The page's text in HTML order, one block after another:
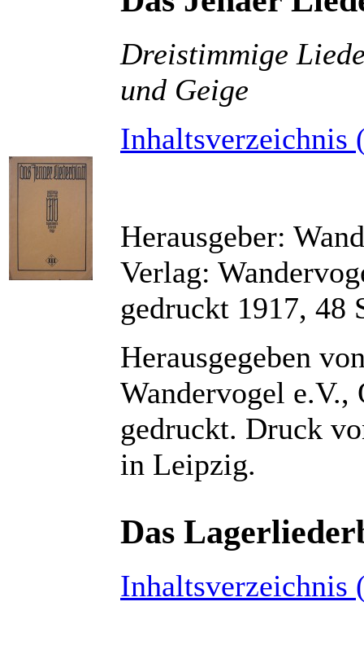
Dreistimmige
und Geige
Inhaltsverzeichnis
Herausgeber:
Verlag:
gedruckt 1917, 48
Herausgegeben
Wandervogel
gedruckt. Druck
in Leipzig.
Das
Inhaltsverzeichnis